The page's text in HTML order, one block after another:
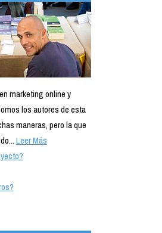
marketing online y
los autores de esta
maneras, pero la que
Leer Más